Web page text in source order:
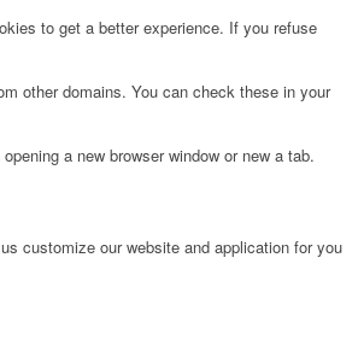
to get a better experience. If you refuse
other domains. You can check these in your
a new browser window or new a tab.
customize our website and application for you